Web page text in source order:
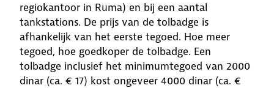
regiokantoor in Ruma) en bij een aantal
tankstations. De prijs van de tolbadge is
afhankelijk van het eerste tegoed. Hoe meer
tegoed, hoe goedkoper de tolbadge. Een
tolbadge inclusief het minimumtegoed van 2000
dinar (ca. € 17) kost ongeveer 4000 dinar (ca. €